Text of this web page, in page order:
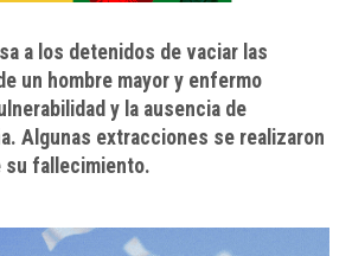
a los detenidos de vaciar las
un hombre mayor y enfermo
y la ausencia de
Algunas extracciones se realizaron
su fallecimiento.